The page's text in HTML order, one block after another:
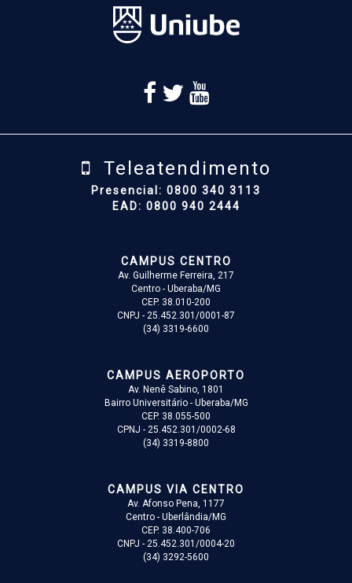
Teleatendimento
Presencial: 0800 340 3113
EAD: 0800 940 2444
CAMPUS CENTRO
Av. Guilherme Ferreira, 217
Centro - Uberaba/MG
CEP. 38.010-200
CNPJ - 25.452.301/0001-87
(34) 3319-6600
CAMPUS AEROPORTO
Av. Nenê Sabino, 1801
Bairro Universitário - Uberaba/MG
CEP. 38.055-500
CPNJ - 25.452.301/0002-68
(34) 3319-8800
CAMPUS VIA CENTRO
Av. Afonso Pena, 1177
Centro - Uberlândia/MG
CEP. 38.400-706
CNPJ - 25.452.301/0004-20
(34) 3292-5600